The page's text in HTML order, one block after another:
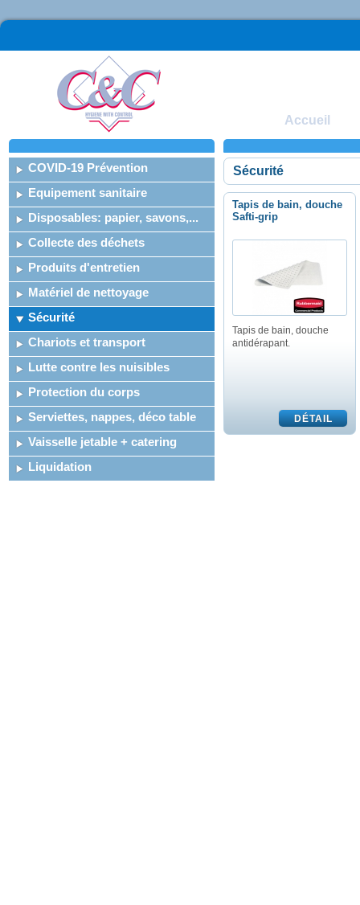
Accueil
COVID-19 Prévention
Equipement sanitaire
Disposables: papier, savons,...
Collecte des déchets
Produits d'entretien
Matériel de nettoyage
Sécurité
Chariots et transport
Lutte contre les nuisibles
Protection du corps
Serviettes, nappes, déco table
Vaisselle jetable + catering
Liquidation
Sécurité
Tapis de bain, douche
Safti-grip
Tapis de bain, douche
antidérapant.